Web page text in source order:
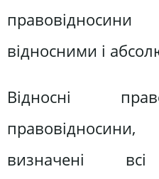
відносними і
Відносні
визначені